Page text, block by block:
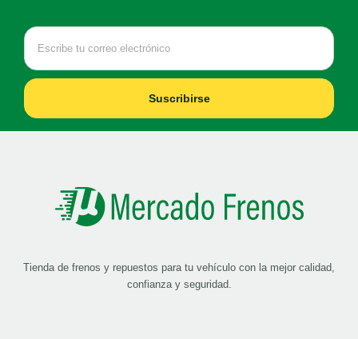
Suscribirse
Tienda de frenos y repuestos para tu vehículo con la mejor calidad,
confianza y seguridad.